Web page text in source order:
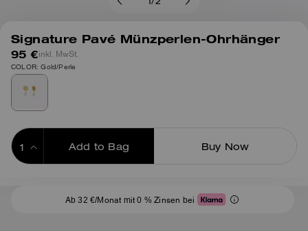
/2
Signature Pavé Münzperlen-Ohrhänger
95 €inkl. MwSt.
COLOR: Gold/Perle
Add to Bag Buy Now
Ab 32 €/Monat mit 0 % Zinsen bei